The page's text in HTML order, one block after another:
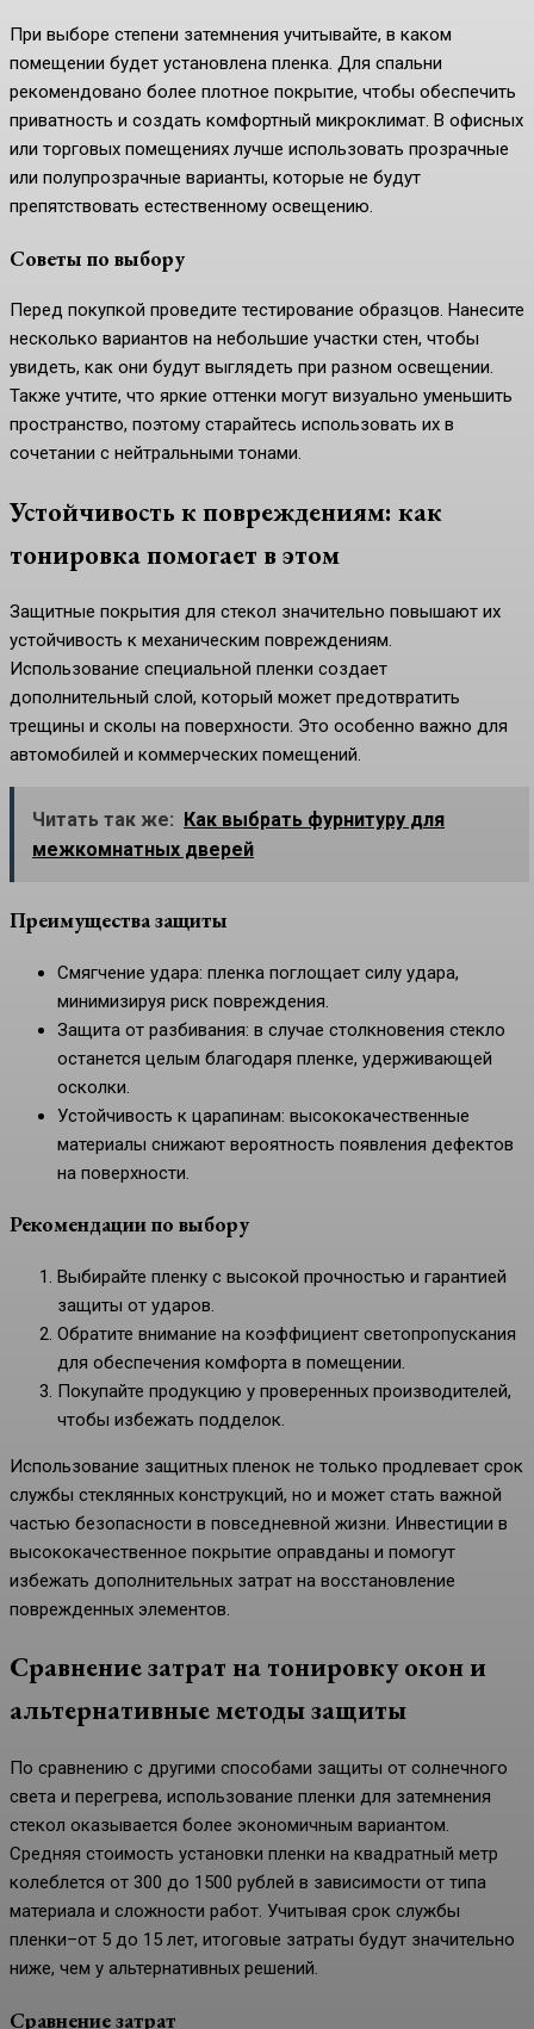
При выборе степени затемнения учитывайте, в каком
помещении будет установлена пленка. Для спальни
рекомендовано более плотное покрытие, чтобы обеспечить
приватность и создать комфортный микроклимат. В офисных
или торговых помещениях лучше использовать прозрачные
или полупрозрачные варианты, которые не будут
препятствовать естественному освещению.
Советы по выбору
Перед покупкой проведите тестирование образцов. Нанесите
несколько вариантов на небольшие участки стен, чтобы
увидеть, как они будут выглядеть при разном освещении.
Также учтите, что яркие оттенки могут визуально уменьшить
пространство, поэтому старайтесь использовать их в
сочетании с нейтральными тонами.
Устойчивость к повреждениям: как
тонировка помогает в этом
Защитные покрытия для стекол значительно повышают их
устойчивость к механическим повреждениям.
Использование специальной пленки создает
дополнительный слой, который может предотвратить
трещины и сколы на поверхности. Это особенно важно для
автомобилей и коммерческих помещений.
Читать так же:
Как выбрать фурнитуру для
межкомнатных дверей
Преимущества защиты
Смягчение удара: пленка поглощает силу удара,
минимизируя риск повреждения.
Защита от разбивания: в случае столкновения стекло
останется целым благодаря пленке, удерживающей
осколки.
Устойчивость к царапинам: высококачественные
материалы снижают вероятность появления дефектов
на поверхности.
Рекомендации по выбору
Выбирайте пленку с высокой прочностью и гарантией
защиты от ударов.
Обратите внимание на коэффициент светопропускания
для обеспечения комфорта в помещении.
Покупайте продукцию у проверенных производителей,
чтобы избежать подделок.
Использование защитных пленок не только продлевает срок
службы стеклянных конструкций, но и может стать важной
частью безопасности в повседневной жизни. Инвестиции в
высококачественное покрытие оправданы и помогут
избежать дополнительных затрат на восстановление
поврежденных элементов.
Сравнение затрат на тонировку окон и
альтернативные методы защиты
По сравнению с другими способами защиты от солнечного
света и перегрева, использование пленки для затемнения
стекол оказывается более экономичным вариантом.
Средняя стоимость установки пленки на квадратный метр
колеблется от 300 до 1500 рублей в зависимости от типа
материала и сложности работ. Учитывая срок службы
пленки–от 5 до 15 лет, итоговые затраты будут значительно
ниже, чем у альтернативных решений.
Сравнение затрат